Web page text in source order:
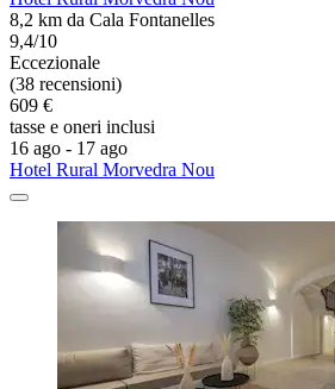
8,2 km da Cala Fontanelles
9,4/10
Eccezionale
(38 recensioni)
609 €
tasse e oneri inclusi
16 ago - 17 ago
Hotel Rural Morvedra Nou